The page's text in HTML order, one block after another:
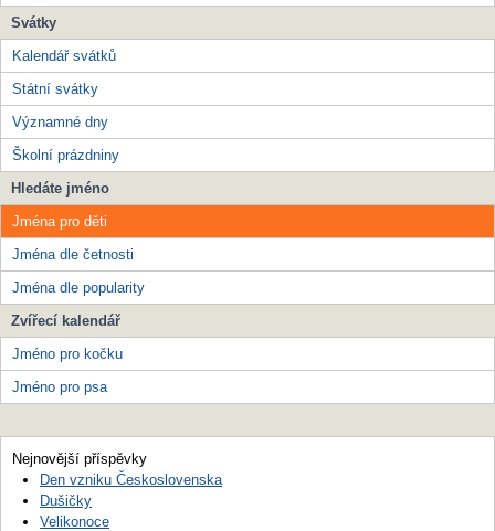
Svátky
Kalendář svátků
Státní svátky
Významné dny
Školní prázdniny
Hledáte jméno
Jména pro děti
Jména dle četnosti
Jména dle popularity
Zvířecí kalendář
Jméno pro kočku
Jméno pro psa
Nejnovější příspěvky
Den vzniku Československa
Dušičky
Velikonoce